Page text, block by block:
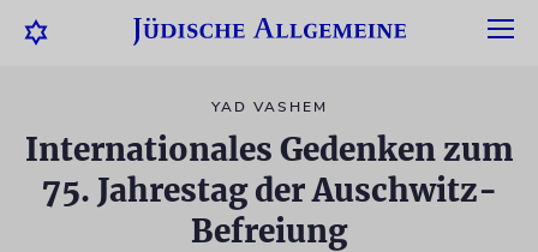
YAD VASHEM
Internationales Gedenken zum
75. Jahrestag der Auschwitz-
Befreiung